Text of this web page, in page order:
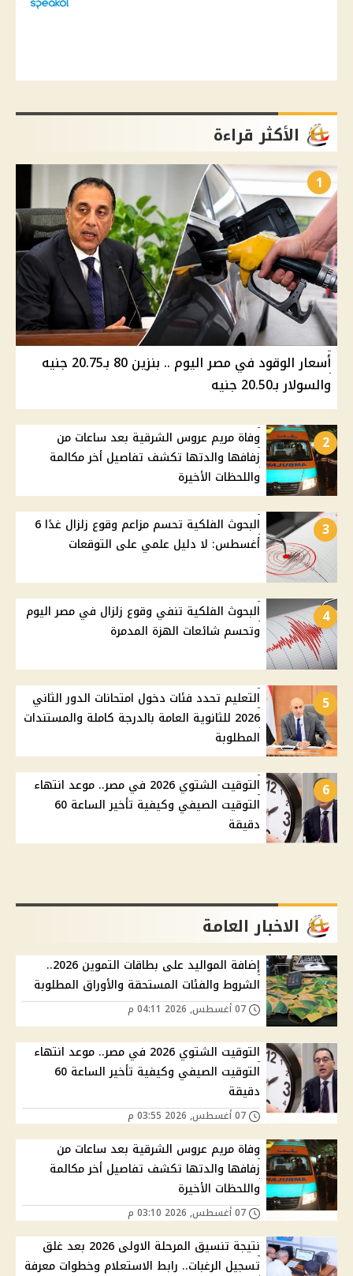
الأكثر قراءة
1
أسعار الوقود في مصر اليوم .. بنزين 80 بـ20.75 جنيه
والسولار بـ20.50 جنيه
2
وفاة مريم عروس الشرقية بعد ساعات من
زفافها والدتها تكشف تفاصيل أخر مكالمة
واللحظات الأخيرة
3
البحوث الفلكية تحسم مزاعم وقوع زلزال غدًا 6
أغسطس: لا دليل علمي على التوقعات
4
البحوث الفلكية تنفي وقوع زلزال في مصر اليوم
وتحسم شائعات الهزة المدمرة
5
التعليم تحدد فئات دخول امتحانات الدور الثاني
2026 للثانوية العامة بالدرجة كاملة والمستندات
المطلوبة
6
التوقيت الشتوي 2026 في مصر.. موعد انتهاء
التوقيت الصيفي وكيفية تأخير الساعة 60
دقيقة
الاخبار العامة
إضافة المواليد على بطاقات التموين 2026..
الشروط والفئات المستحقة والأوراق المطلوبة
التوقيت الشتوي 2026 في مصر.. موعد انتهاء
التوقيت الصيفي وكيفية تأخير الساعة 60
دقيقة
وفاة مريم عروس الشرقية بعد ساعات من
زفافها والدتها تكشف تفاصيل أخر مكالمة
واللحظات الأخيرة
نتيجة تنسيق المرحلة الاولى 2026 بعد غلق
تسجيل الرغبات.. رابط الاستعلام وخطوات معرفة